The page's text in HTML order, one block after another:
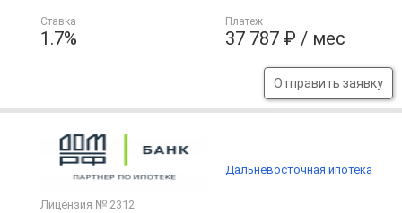
Ставка
1.7%
Платеж
37 787 ₽ / мес
Отправить заявку
Лицензия № 2312
Дальневосточная ипотека